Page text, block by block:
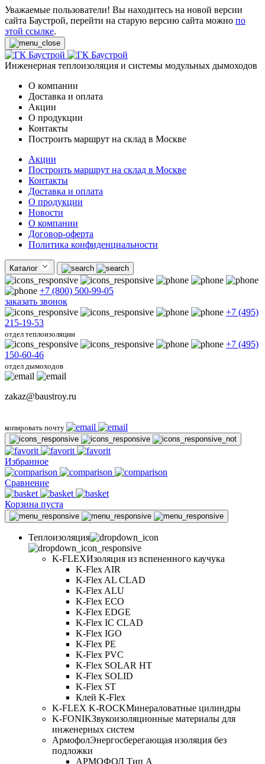
Уважаемые пользователи! Вы находитесь на новой версии
сайта Баустрой, перейти на старую версию сайта можно по
этой ссылке.
Инженерная теплоизоляция и системы модульных дымоходов
О компании
Доставка и оплата
Акции
О продукции
Контакты
Построить маршрут на склад в Москве
Акции
Построить маршрут на склад в Москве
Контакты
Доставка и оплата
О продукции
Новости
О компании
Договор-оферта
Политика конфиденциальности
Каталог
+7 (800) 500-99-05
заказать звонок
+7 (495)
215-19-53
отдел теплоизоляции
+7 (495)
150-60-46
отдел дымоходов
zakaz@baustroy.ru
копировать почту
Избранное
Сравнение
Корзина пуста
Теплоизоляция
K-FLEXИзоляция из вспененного каучука
K-Flex AIR
K-Flex AL CLAD
K-Flex ALU
K-Flex ECO
K-Flex EDGE
K-Flex IC CLAD
K-Flex IGO
K-Flex PE
K-Flex PVC
K-Flex SOLAR HT
K-Flex SOLID
K-Flex ST
Клей K-Flex
K-FLEX K-ROCKМинераловатные цилиндры
K-FONIKЗвукоизоляционные материалы для
инженерных систем
АрмофолЭнергосберегающая изоляция без
подложки
АРМОФОЛ Тип А